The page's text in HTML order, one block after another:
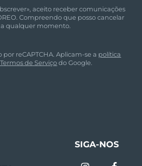
aceito receber comunicações
Compreendo que posso cancelar
qualquer momento.
reCAPTCHA. Aplicam-se a política
de Serviçodo Google.
SIGA-NOS